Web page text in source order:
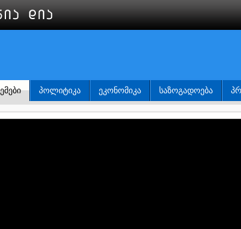
ᲞᲝᲚᲘᲢᲘᲙᲐ ᲔᲙᲝᲜᲝᲛᲘᲙᲐ ᲡᲐᲖᲝᲒᲐᲓᲝᲔᲑᲐ